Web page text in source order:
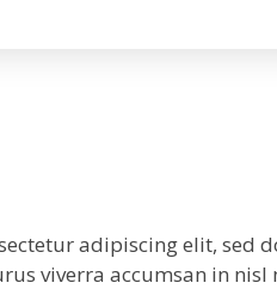
adipiscing elit, sed
viverra accumsan in